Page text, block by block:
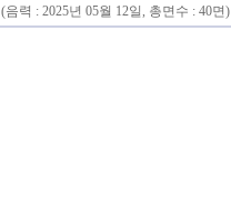
(음력 : 2025년 05월 12일, 총면수 : 40면)